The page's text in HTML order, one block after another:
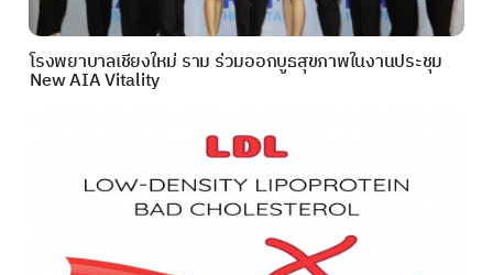
โรงพยาบาลเชียงใหม่ ราม ร่วมออกบูธสุขภาพในงานประชุม
New AIA Vitality